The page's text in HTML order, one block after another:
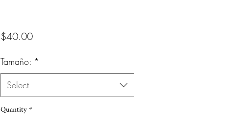
$40.00Price
Tamaño: *
Select
Quantity*